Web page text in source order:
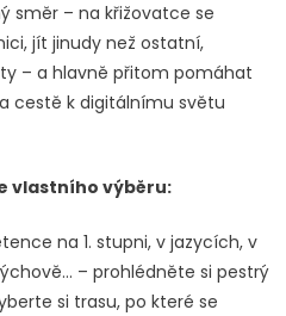
směr – na křižovatce se
jít jinudy než ostatní,
– a hlavně přitom pomáhat
cestě k digitálnímu světu
vlastního výběru:
na 1. stupni, v jazycích, v
– prohlédněte si pestrý
si trasu, po které se